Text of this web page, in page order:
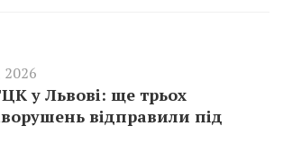
у Львові: ще трьох
відправили під